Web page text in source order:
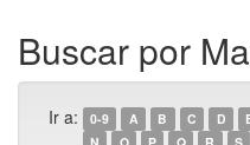
Buscar por
Ir a: 0-9 A B C D